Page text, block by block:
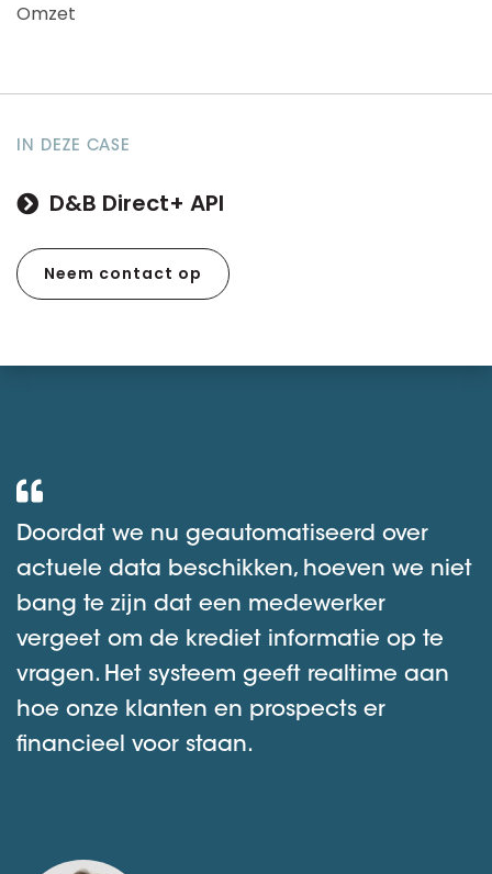
Omzet
IN DEZE CASE
D&B Direct+ API
Neem contact op
Doordat we nu geautomatiseerd over
actuele data beschikken, hoeven we niet
bang te zijn dat een medewerker
vergeet om de krediet informatie op te
vragen. Het systeem geeft realtime aan
hoe onze klanten en prospects er
financieel voor staan.